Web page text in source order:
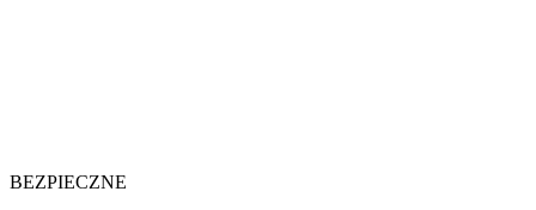
BEZPIECZNE